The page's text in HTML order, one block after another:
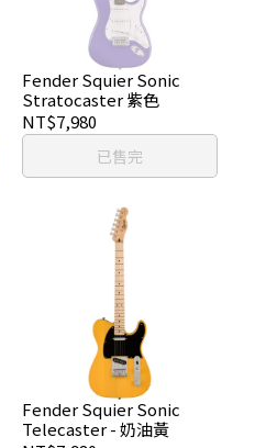
Fender Squier Sonic
Stratocaster 紫色
NT$7,980
已售完
Fender Squier Sonic
Telecaster - 奶油黃